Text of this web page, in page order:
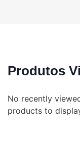
Produtos
No recently
products to